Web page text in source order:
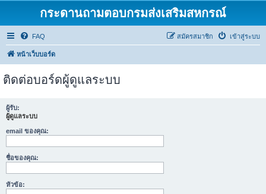
กระดานถามตอบกรมส่งเสริมสหกรณ์
FAQ เข้าสู่ระบบ
สมัครสมาชิก
หน้าเว็บบอร์ด
ติดต่อบอร์ดผู้ดูแลระบบ
ผู้รับ:
ผู้ดูแลระบบ
email ของคุณ:
ชื่อของคุณ:
หัวข้อ: